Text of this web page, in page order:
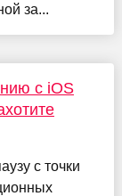
за...
с iOS
с точки